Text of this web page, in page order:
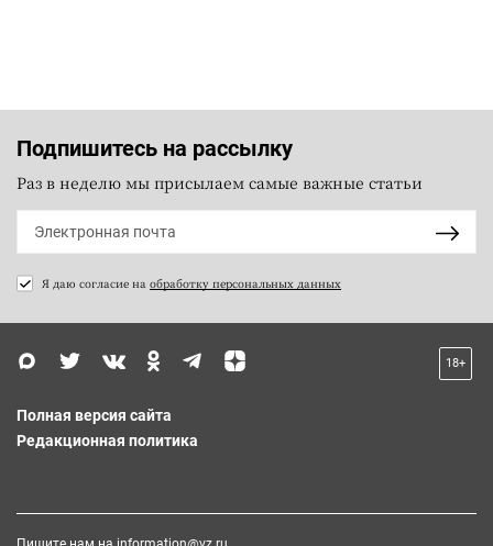
Подпишитесь на рассылку
Раз в неделю мы присылаем самые важные статьи
Я даю согласие на обработку персональных данных
18+
Полная версия сайта
Редакционная политика